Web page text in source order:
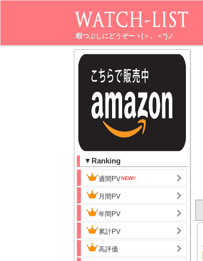
暇つぶしにどうぞーヽ(＞。＜*)ノ
▼Ranking
週間PV
月間PV
年間PV
累計PV
高評価